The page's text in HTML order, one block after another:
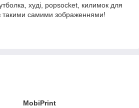
худі, popsocket, килимок для
такими самими зображеннями!
MobiPrint